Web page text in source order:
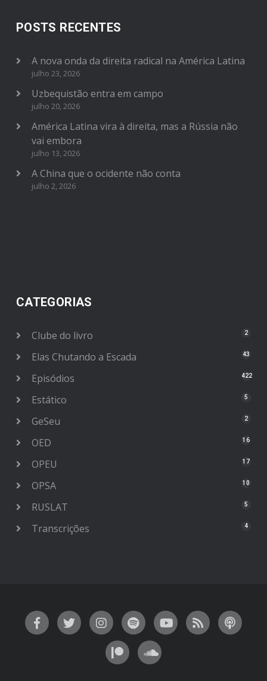
POSTS RECENTES
A nova onda da direita radical na América Latina
julho 23, 2026
Uzbequistão entra em campo
julho 20, 2026
América Latina vira à direita, mas a Rússia não
vai embora
julho 13, 2026
A China que o ocidente não conta
julho 2, 2026
CATEGORIAS
Clube do livro 2
Elas Chutando a Escada 43
Episódios 422
Estático 5
GeSeu 2
OED 16
OPEU 17
OPSA 10
RUSLAT 5
Transcrições 4